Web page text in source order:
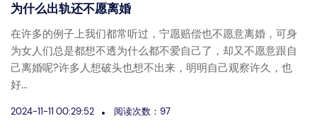
为什么出轨还不愿离婚
在许多的例子上我们都常听过，宁愿赔偿也不愿意离婚，可身
为女人们总是都想不透为什么都不爱自己了，却又不愿意跟自
己离婚呢?许多人想破头也想不出来，明明自己观察许久，也
好...
2024-11-11 00:29:52 阅读次数：97